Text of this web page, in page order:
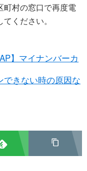
町村の窓口で再度電
ください。
】マイナンバーカ
きない時の原因な